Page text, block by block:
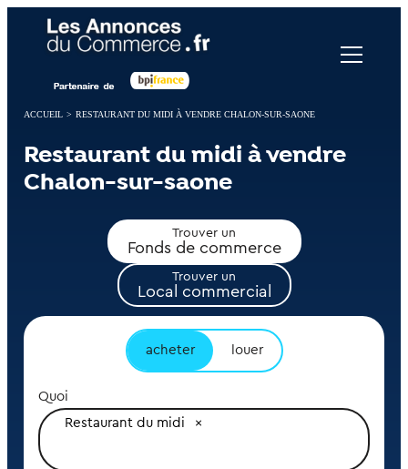
ACCUEIL > RESTAURANT DU MIDI À VENDRE CHALON-SUR-SAONE
Restaurant du midi à vendre
Chalon-sur-saone
Trouver un
Fonds de commerce
Trouver un
Local commercial
acheter louer
Quoi
Restaurant du midi
Panneau de gestion des cookies